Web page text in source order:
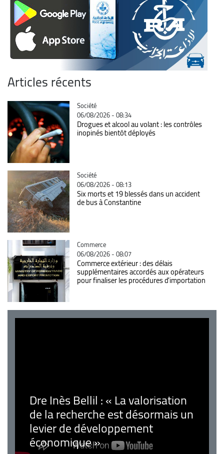
Articles récents
Catégorie
Société
06/08/2026 - 08:34
Drogues et alcool au volant : les contrôles
inopinés bientôt déployés
Catégorie
Société
06/08/2026 - 08:13
Six morts et 19 blessés dans un accident
de bus à Constantine
Catégorie
Commerce
06/08/2026 - 08:07
Commerce extérieur : des délais
supplémentaires accordés aux opérateurs
pour finaliser les procédures d'importation
Dre Inès Bellil : « La valorisation
de la recherche est désormais un
levier de développement
économique »